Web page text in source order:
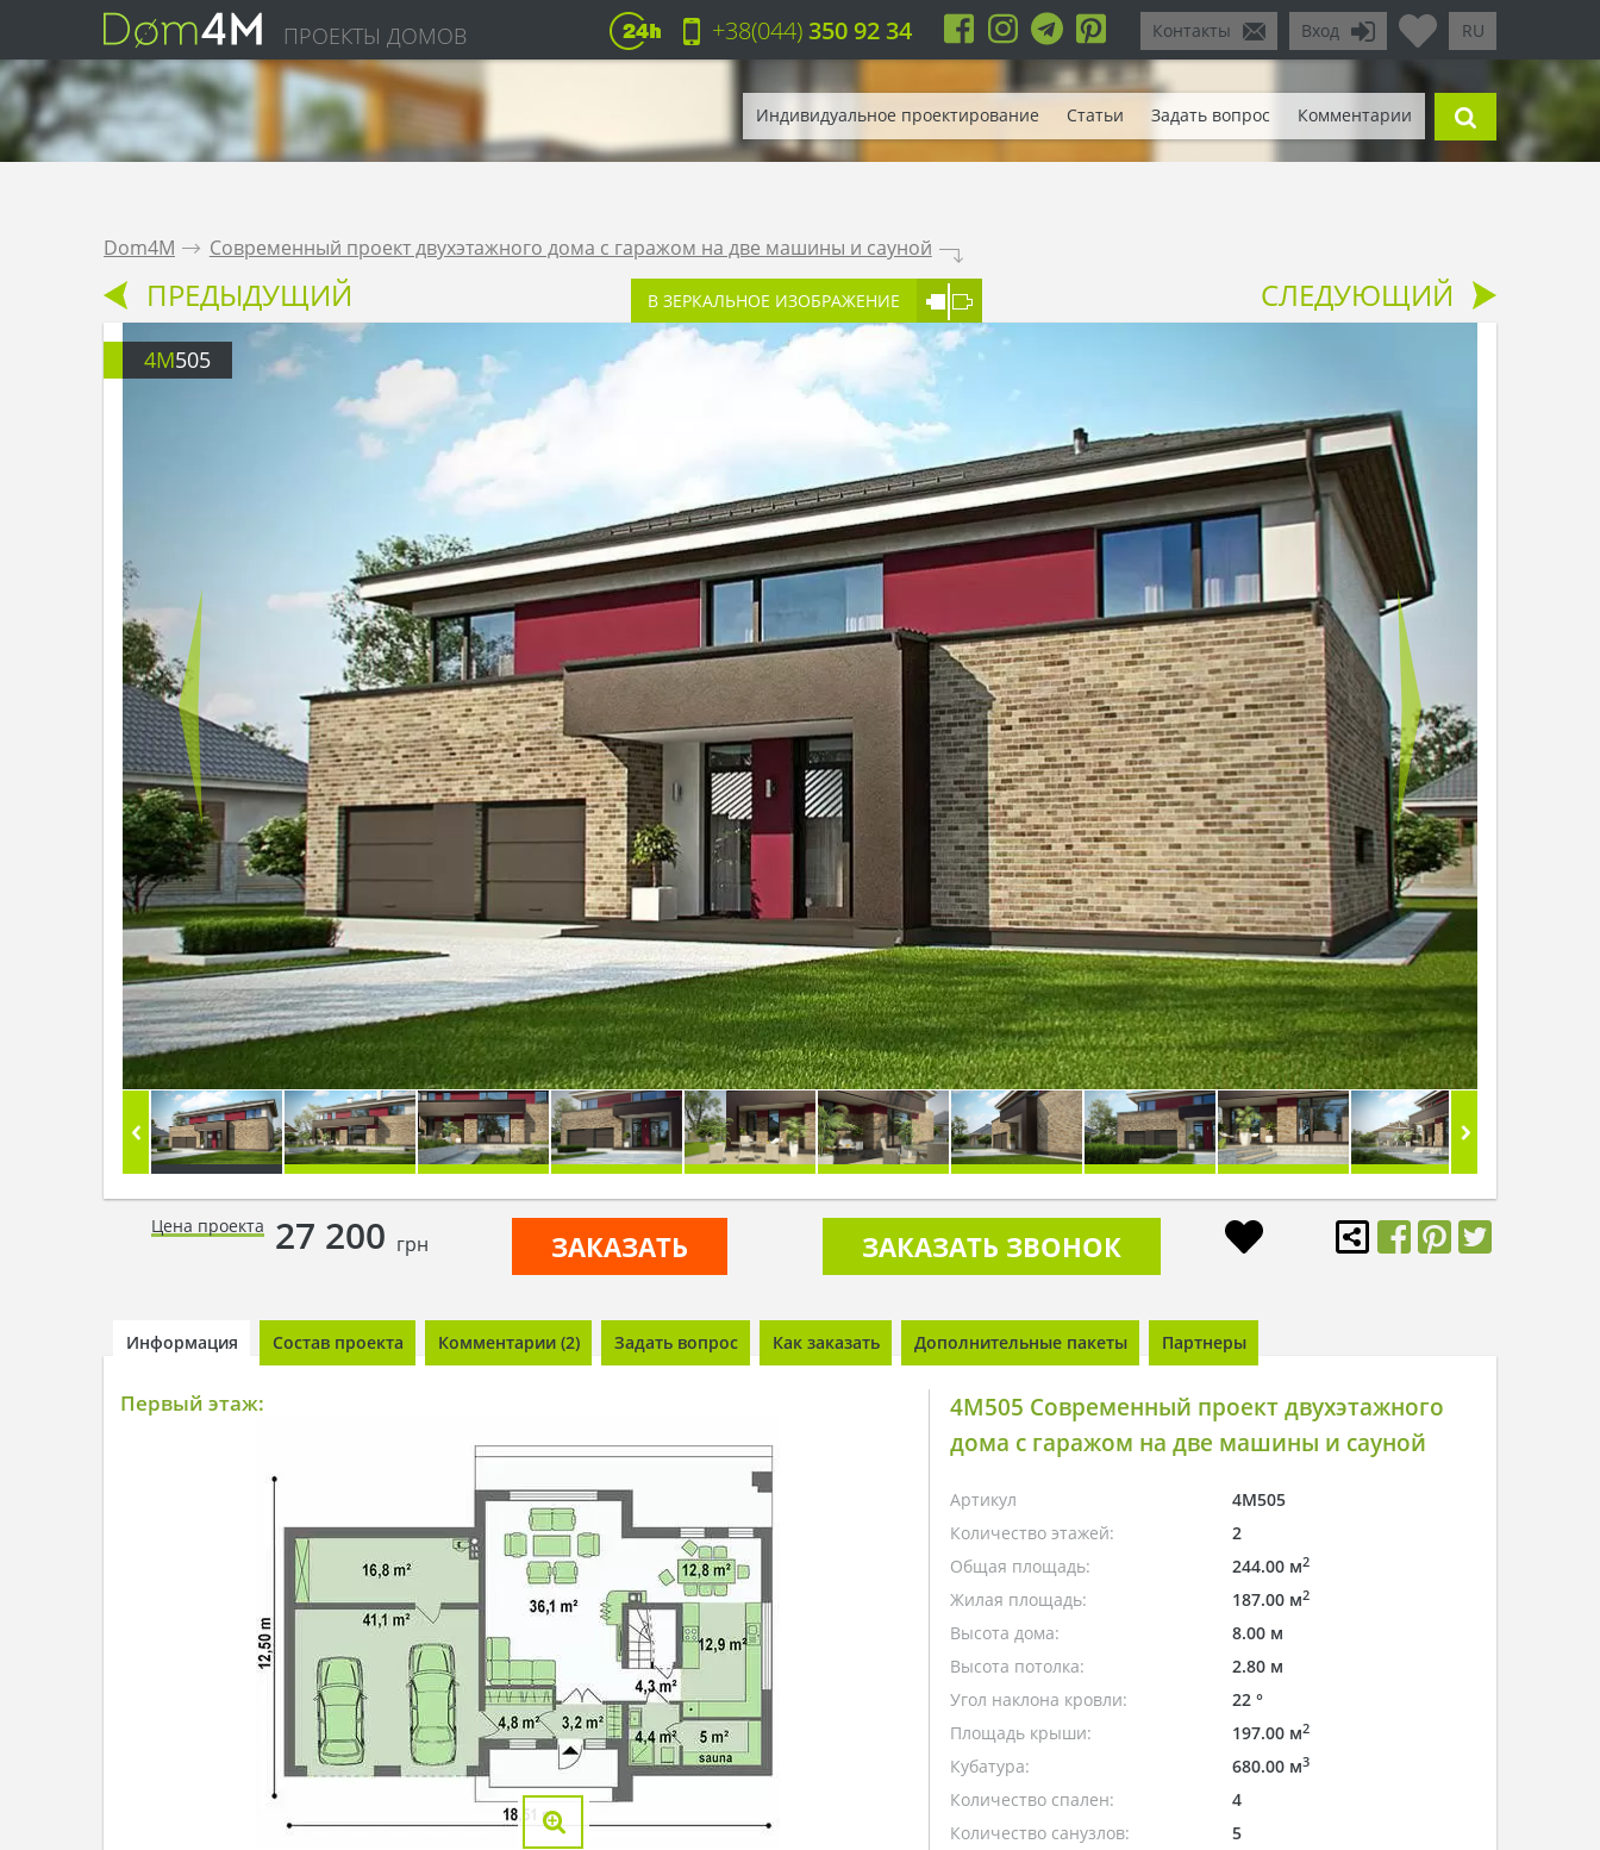
ПРОЕКТЫ ДОМОВ RU
Вход
Контакты
+38(044)350 92 34
Индивидуальное проектирование Статьи Задать вопрос Комментарии
Dom4M . Современный проект двухэтажного дома с гаражом на две машины и сауной .
ПРЕДЫДУЩИЙ В ЗЕРКАЛЬНОЕ ИЗОБРАЖЕНИЕ СЛЕДУЮЩИЙ
4M505
Цена проекта 27 200 грн ЗАКАЗАТЬ ЗАКАЗАТЬ ЗВОНОК
Информация Состав проекта Комментарии (2) Задать вопрос Как заказать Дополнительные пакеты Партнеры
Первый этаж:
4M505 Современный проект двухэтажного
дома с гаражом на две машины и сауной
Артикул
4M505
Количество этажей:
2
Общая площадь:
244.00 м2
Жилая площадь: 187.00 м2
Высота дома:
8.00 м
Высота потолка:
2.80 м
Угол наклона кровли:
22 °
Площадь крыши:
197.00 м2
Кубатура: 680.00 м3
Количество спален:
4
Количество санузлов:
5